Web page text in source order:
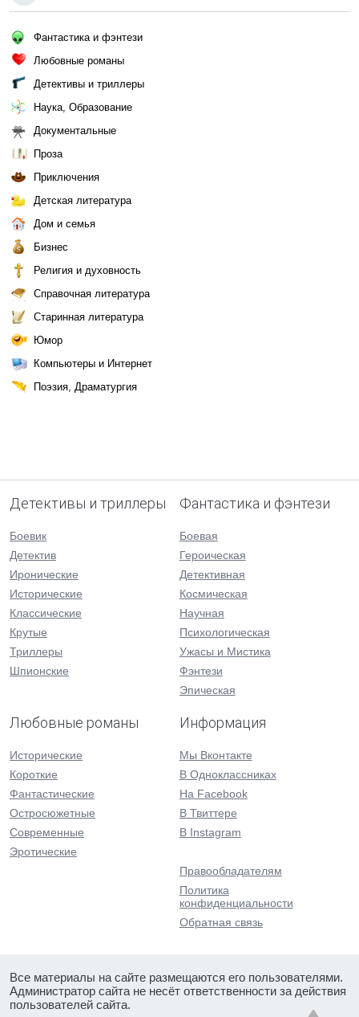
Фантастика и фэнтези
Любовные романы
Детективы и триллеры
Наука, Образование
Документальные
Проза
Приключения
Детская литература
Дом и семья
Бизнес
Религия и духовность
Справочная литература
Старинная литература
Юмор
Компьютеры и Интернет
Поэзия, Драматургия
Детективы и триллеры
Боевик
Детектив
Иронические
Исторические
Классические
Крутые
Триллеры
Шпионские
Фантастика и фэнтези
Боевая
Героическая
Детективная
Космическая
Научная
Психологическая
Ужасы и Мистика
Фэнтези
Эпическая
Любовные романы
Исторические
Короткие
Фантастические
Остросюжетные
Современные
Эротические
Информация
Мы Вконтакте
В Одноклассниках
На Facebook
В Твиттере
В Instagram
Правообладателям
Политика
конфиденциальности
Обратная связь
Все материалы на сайте размещаются его пользователями.
Администратор сайта не несёт ответственности за действия
пользователей сайта.